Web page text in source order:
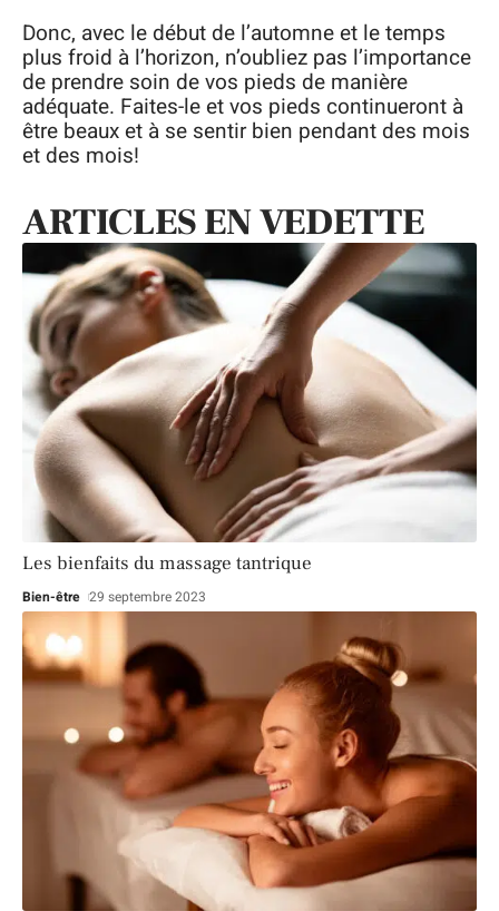
Donc, avec le début de l’automne et le temps
plus froid à l’horizon, n’oubliez pas l’importance
de prendre soin de vos pieds de manière
adéquate. Faites-le et vos pieds continueront à
être beaux et à se sentir bien pendant des mois
et des mois!
ARTICLES EN VEDETTE
Les bienfaits du massage tantrique
Bien-être 29 septembre 2023